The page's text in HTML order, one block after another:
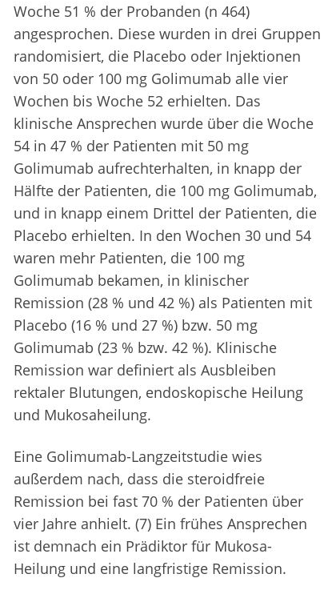
Woche 51 % der Probanden (n 464)
angesprochen. Diese wurden in drei Gruppen
randomisiert, die Placebo oder Injektionen
von 50 oder 100 mg Golimumab alle vier
Wochen bis Woche 52 erhielten. Das
klinische Ansprechen wurde über die Woche
54 in 47 % der Patienten mit 50 mg
Golimumab aufrechterhalten, in knapp der
Hälfte der Patienten, die 100 mg Golimumab,
und in knapp einem Drittel der Patienten, die
Placebo erhielten. In den Wochen 30 und 54
waren mehr Patienten, die 100 mg
Golimumab bekamen, in klinischer
Remission (28 % und 42 %) als Patienten mit
Placebo (16 % und 27 %) bzw. 50 mg
Golimumab (23 % bzw. 42 %). Klinische
Remission war definiert als Ausbleiben
rektaler Blutungen, endoskopische Heilung
und Mukosaheilung.
Eine Golimumab-Langzeitstudie wies
außerdem nach, dass die steroidfreie
Remission bei fast 70 % der Patienten über
vier Jahre anhielt. (7) Ein frühes Ansprechen
ist demnach ein Prädiktor für Mukosa-
Heilung und eine langfristige Remission.